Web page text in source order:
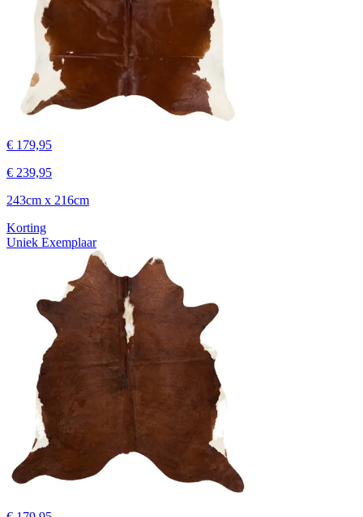
€ 179,95
€ 239,95
243cm x 216cm
Korting
Uniek Exemplaar